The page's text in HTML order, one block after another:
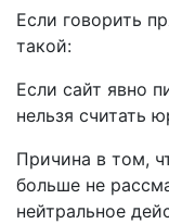
Если говорить
такой:
Если сайт явно
нельзя считать
Причина в том,
больше не
нейтральное